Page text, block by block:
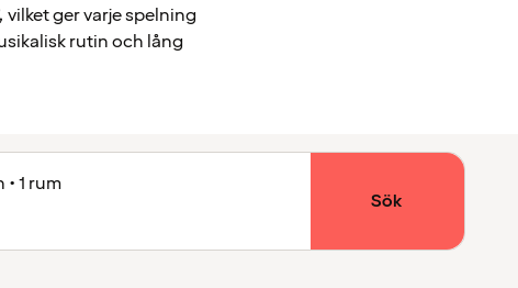
ger varje spelning
rutin och lång
• 1 rum
Sök